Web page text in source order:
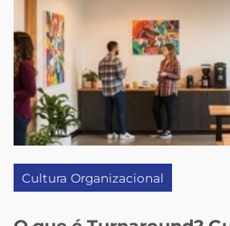
Cultura Organizacional